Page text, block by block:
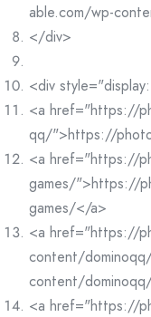
able.com/wp-
</div>
<div
<a href="https://
qq/">https://
<a href="https://
games/">https://
games/</a>
<a href="https://
content/
content/
<a href="https://